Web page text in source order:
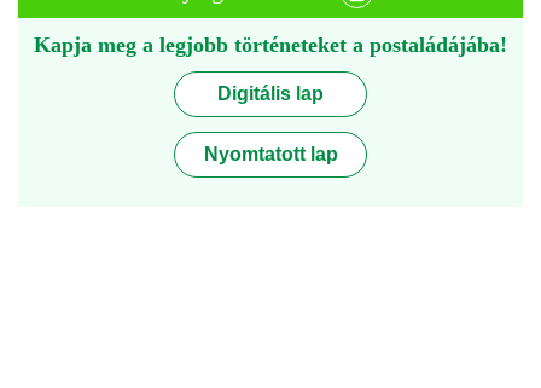
Kapja meg a legjobb történeteket a postaládájába!
Digitális lap
Nyomtatott lap